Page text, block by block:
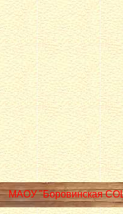
МАОУ "Боровинская